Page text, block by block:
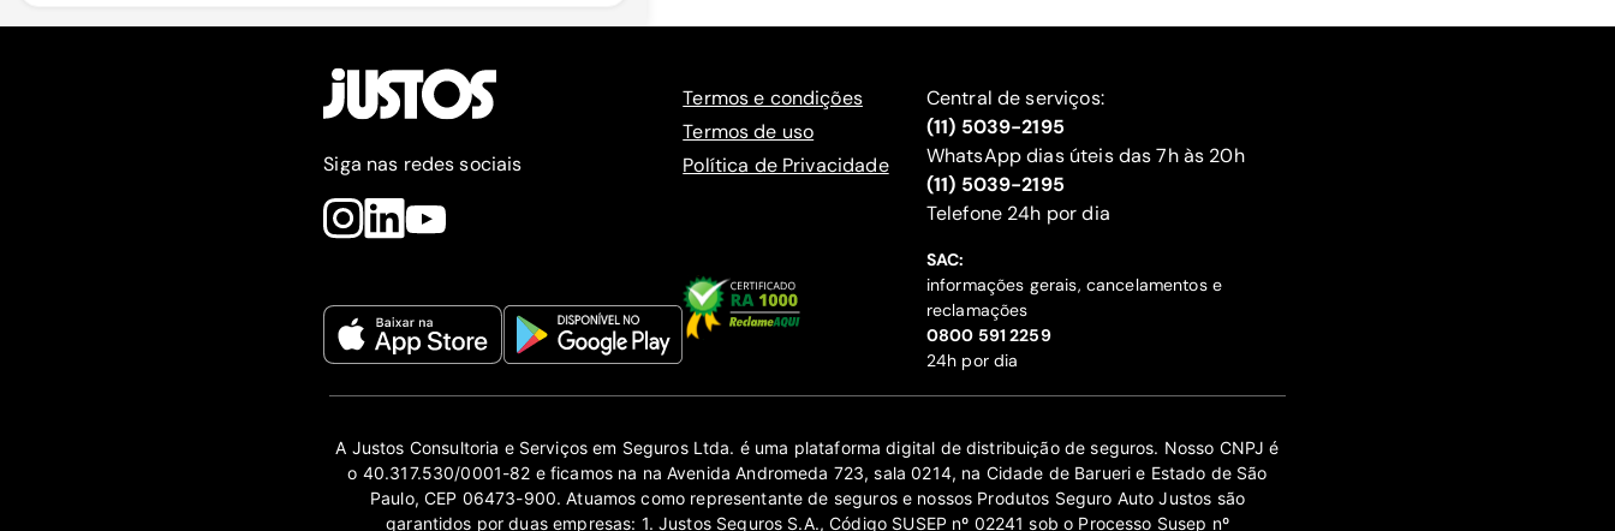
Siga nas redes sociais
Termos e condições
Termos de uso
Política de Privacidade
Central de serviços:
(11) 5039-2195
WhatsApp dias úteis das 7h às 20h
(11) 5039-2195
‍Telefone 24h por dia
SAC:
informações gerais, cancelamentos e
reclamações
‍0800 591 2259
24h por dia
A Justos Consultoria e Serviços em Seguros Ltda. é uma plataforma digital de distribuição de seguros. Nosso CNPJ é
o 40.317.530/0001-82 e ficamos na na Avenida Andromeda 723, sala 0214, na Cidade de Barueri e Estado de São
Paulo, CEP 06473-900. Atuamos como representante de seguros e nossos Produtos Seguro Auto Justos são
garantidos por duas empresas: 1. Justos Seguros S.A., Código SUSEP nº 02241 sob o Processo Susep nº